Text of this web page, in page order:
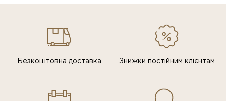
Безкоштовна доставка Знижки постiйним клiєнтам